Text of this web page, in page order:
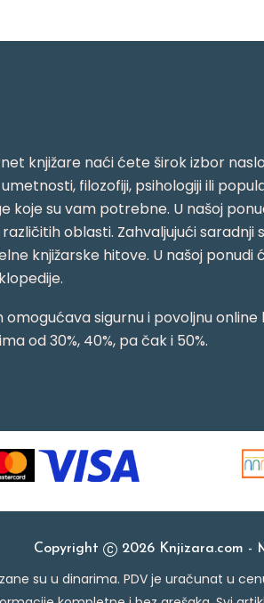
knjižare naći ćete širok izbor
filozofiji, psihologiji ili
koje su vam potrebne. U našoj
oblasti. Zahvaljujući
knjižarske hitove. U našoj
sigurnu i povoljnu online
od 30%, 40%, pa čak i 50%.
Copyright 2026 Knjizara.com -
su u dinarima. PDV je uračunat u